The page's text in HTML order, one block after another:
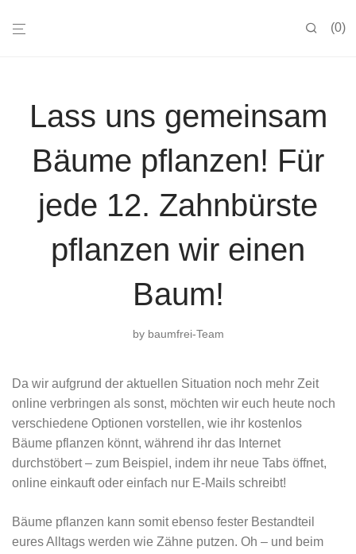
0
Lass uns gemeinsam
Bäume pflanzen! Für
jede 12. Zahnbürste
pflanzen wir einen
Baum!
by baumfrei-Team
Da wir aufgrund der aktuellen Situation noch mehr Zeit
online verbringen als sonst, möchten wir euch heute noch
verschiedene Optionen vorstellen, wie ihr kostenlos
Bäume pflanzen könnt, während ihr das Internet
durchstöbert – zum Beispiel, indem ihr neue Tabs öffnet,
online einkauft oder einfach nur E-Mails schreibt!
Bäume pflanzen kann somit ebenso fester Bestandteil
eures Alltags werden wie Zähne putzen. Oh – und beim